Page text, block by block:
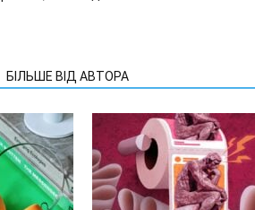
БІЛЬШЕ ВІД АВТОРА